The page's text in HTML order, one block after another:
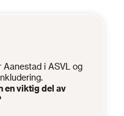
Aanestad i ASVL og
en viktig del av